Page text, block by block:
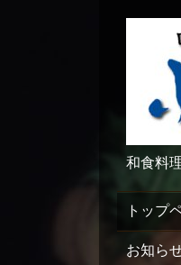
和食料
トップ
お知ら